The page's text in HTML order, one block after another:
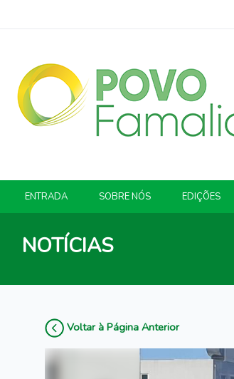
ENTRADA SOBRE NÓS EDIÇÕES
NOTÍCIAS
Voltar à Página Anterior